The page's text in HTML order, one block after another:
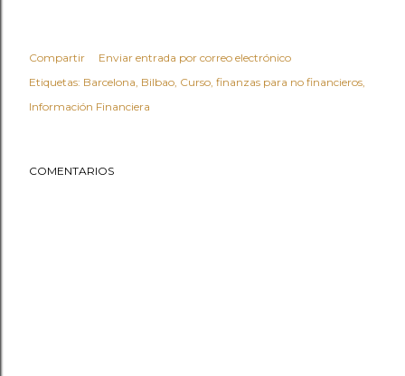
Compartir
Enviar entrada por correo electrónico
Etiquetas: Barcelona Bilbao Curso finanzas para no financieros
Información Financiera
COMENTARIOS